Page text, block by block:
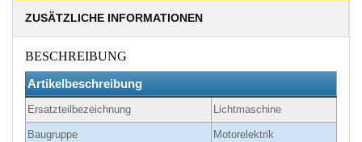
ZUSÄTZLICHE INFORMATIONEN
BESCHREIBUNG
Artikelbeschreibung
Ersatzteilbezeichnung Lichtmaschine
Baugruppe Motorelektrik